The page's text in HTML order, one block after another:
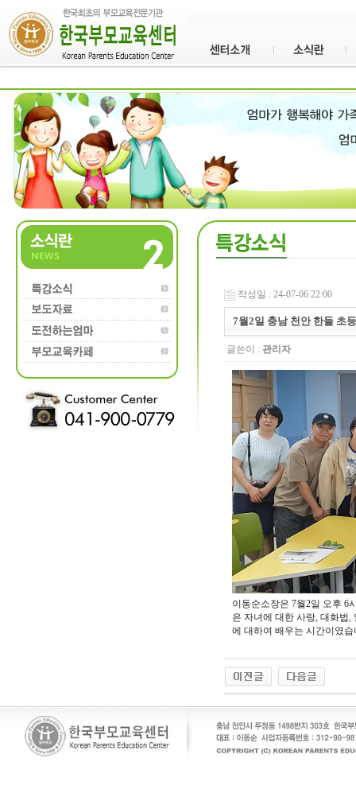
작성일 : 24-07-06 22:00
7월2일 충남 천안 한들 초
글쓴이 : 관리자
이동순소장은 7월2일 오후 6
은 자녀에 대한 사랑, 대화법
에 대하여 배우는 시간이였